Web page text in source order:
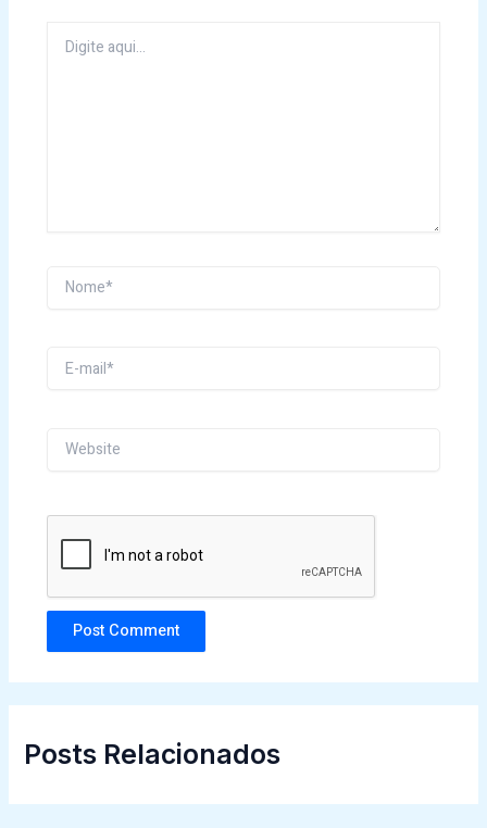
Digite
Nome*
Website
Posts Relacionados